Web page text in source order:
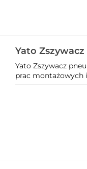
Yato
Yato Zszywacz
prac montażowych